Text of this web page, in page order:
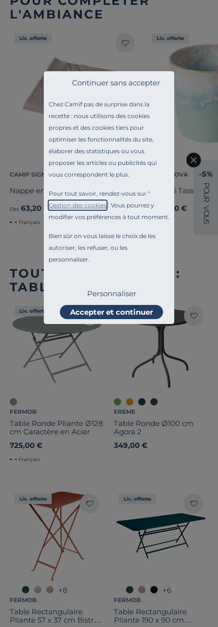
Chez Camif pas de surprise dans la
recette : nous utilisons des cookies
propres et des cookies tiers pour
optimiser les fonctionnalités du site,
élaborer des statistiques ou vous
proposer les articles ou publicités qui
vous correspondent le plus.
Pour tout savoir, rendez-vous sur "
Gestion des cookies". Vous pourrez y
modifier vos préférences à tout moment.
Bien sûr on vous laisse le choix de les
autoriser, les refuser, ou les
personnaliser.
Continuer sans accepter
Personnaliser
Accepter et continuer
L'AMBIANCE
Liv. offerte
CAMIF SIGNATURE
Nappe enduite coton lin Laurie
Dès 63,20 €Ancien prix
79,00 € -20%
Français
Liv. offerte
COSTA NOVA
Lot de 6 Tasses
Dès 59,00 €
TOUTE NOTRE OFFRE :
TABLES D'EXTÉRIEUR
Liv. offerte
FERMOB
Table Ronde Pliante Ø128
cm Caractère en Acier
725,00 €
Français
Liv. offerte
EREME
Table Ronde Ø100 cm
Agora 2
349,00 €
Liv. offerte
+8
FERMOB
Table Rectangulaire
Pliante 57 x 37 cm Bistro
Liv. offerte
+6
FERMOB
Table Rectangulaire
Pliante 190 x 90 cm
-5%
P
O
U
R
V
O
U
S